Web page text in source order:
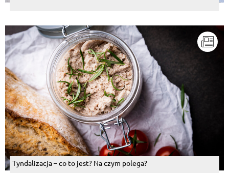
Tyndalizacja – co to jest? Na czym polega?